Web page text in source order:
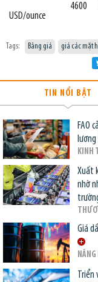
USD/ounce
4600
Tags: Bảng giá giá các mặt
TIN NỔI BẬT
FAO
lương
KINH
Xuất
nhờ
Giá
Triển